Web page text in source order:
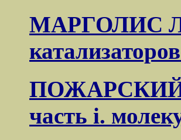
МАРГОЛИС
ПОЖАРСКИЙ
часть i.